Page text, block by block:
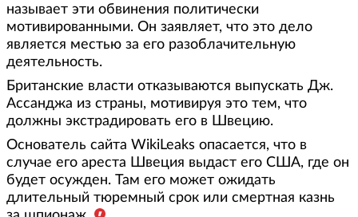
называет эти обвинения политически
мотивированными. Он заявляет, что это дело
является местью за его разоблачительную
деятельность.
Британские власти отказываются выпускать Дж.
Ассанджа из страны, мотивируя это тем, что
должны экстрадировать его в Швецию.
Основатель сайта WikiLeaks опасается, что в
случае его ареста Швеция выдаст его США, где он
будет осужден. Там его может ожидать
длительный тюремный срок или смертная казнь